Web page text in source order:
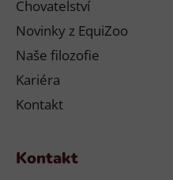
Chovatelství
Novinky z EquiZoo
Naše filozofie
Kariéra
Kontakt
Kontakt